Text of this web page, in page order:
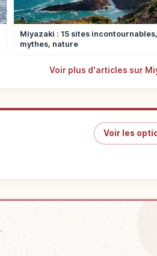
Miyazaki : 15 sites
mythes, nature
Voir plus d'articles sur
Voir les